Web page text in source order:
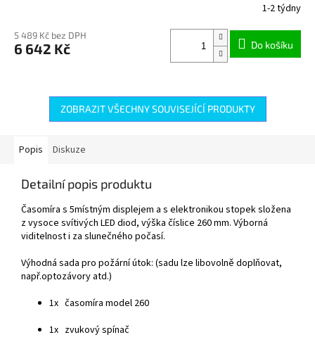
1-2 týdny
5 489 Kč bez DPH
6 642 Kč Do košíku
ZOBRAZIT VŠECHNY SOUVISEJÍCÍ PRODUKTY
Popis Diskuze
Detailní popis produktu
Časomíra s 5místným displejem a s elektronikou stopek složena
z vysoce svítivých LED diod, výška číslice 260 mm. Výborná
viditelnost i za slunečného počasí.
Výhodná sada pro požární útok: (sadu lze libovolně doplňovat,
např.optozávory atd.)
1x časomíra model 260
1x zvukový spínač